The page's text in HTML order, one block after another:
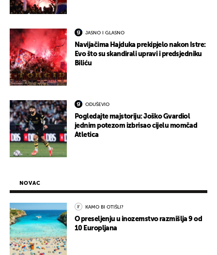
JASNO I GLASNO
Navijačima Hajduka prekipjelo nakon Istre:
Evo što su skandirali upravi i predsjedniku
Biliću
ODUŠEVIO
Pogledajte majstoriju: Joško Gvardiol
jednim potezom izbrisao cijelu momčad
Atletica
NOVAC
KAMO BI OTIŠLI?
O preseljenju u inozemstvo razmišlja 9 od
10 Europljana